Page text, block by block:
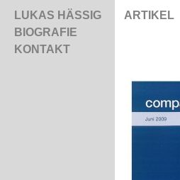
LUKAS HÄSSIG
BIOGRAFIE
KONTAKT
ARTIKEL